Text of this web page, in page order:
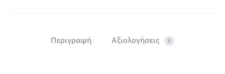
Περιγραφή Αξιολογήσεις 0